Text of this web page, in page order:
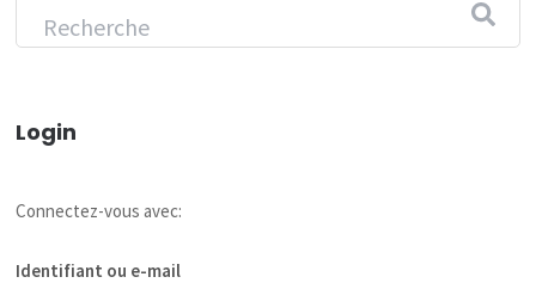
Login
Connectez-vous avec:
Identifiant ou e-mail